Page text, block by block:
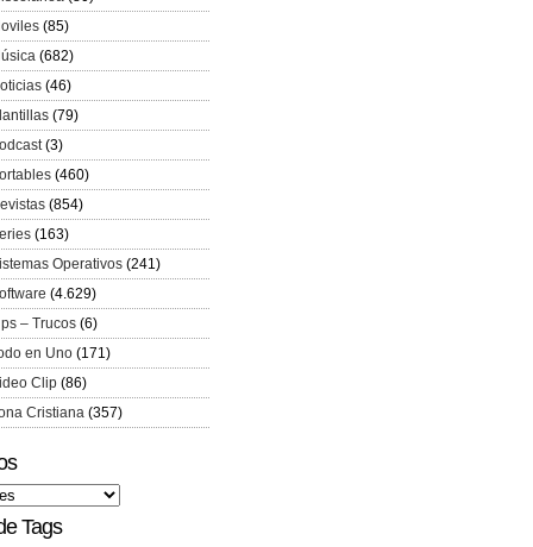
(85)
(682)
(46)
(79)
(3)
(460)
(854)
(163)
Operativos (241)
(4.629)
– Trucos (6)
en Uno (171)
Clip (86)
Cristiana (357)
Tags